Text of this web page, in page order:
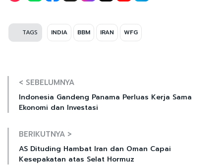
TAGS INDIA BBM IRAN WFG
< SEBELUMNYA
Indonesia Gandeng Panama Perluas Kerja Sama
Ekonomi dan Investasi
BERIKUTNYA >
AS Dituding Hambat Iran dan Oman Capai
Kesepakatan atas Selat Hormuz